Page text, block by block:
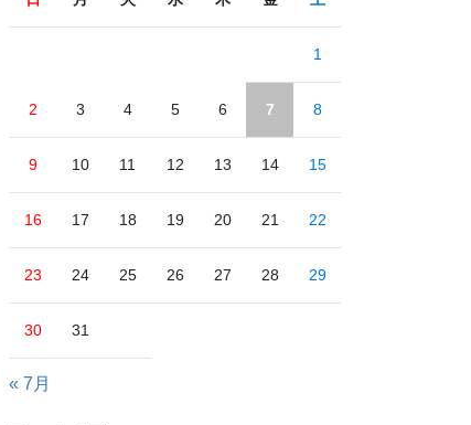
1
2 3 4 5 6 7 8
9 10 11 12 13 14 15
16 17 18 19 20 21 22
23 24 25 26 27 28 29
30 31
« 7月